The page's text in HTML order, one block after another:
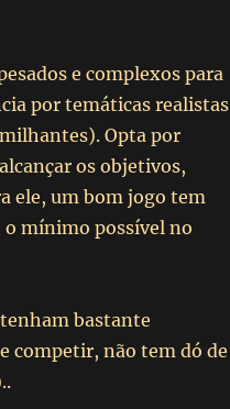
e complexos para
por temáticas realistas
Opta por
os objetivos,
ele, um bom jogo tem
mínimo possível no
bastante
competir, não tem dó de